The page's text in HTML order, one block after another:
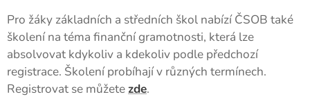
Pro žáky základních a středních škol nabízí ČSOB také
školení na téma finanční gramotnosti, která lze
absolvovat kdykoliv a kdekoliv podle předchozí
registrace. Školení probíhají v různých termínech.
Registrovat se můžetezde.